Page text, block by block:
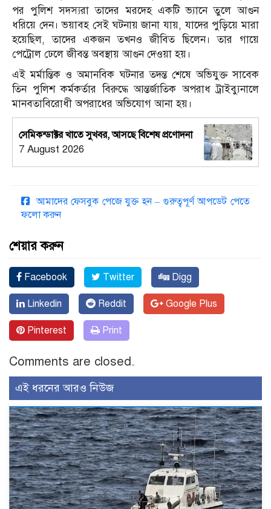
পর পুলিশ সদস্যরা তাদের মরদেহ একটি ভ্যানে তুলে আগুন
ধরিয়ে দেন। ভয়াবহ সেই ঘটনায় জানা যায়, যাদের পুড়িয়ে মারা
হয়েছিল, তাদের একজন তখনও জীবিত ছিলেন। তার গায়ে
পেট্রোল ঢেলে জীবন্ত অবস্থায় আগুন দেওয়া হয়।
এই মর্মান্তিক ও অমানবিক ঘটনার তদন্ত শেষে অভিযুক্ত সাবেক
তিন পুলিশ কর্মকর্তার বিরুদ্ধে আন্তর্জাতিক অপরাধ ট্রাইব্যুনালে
মানবতাবিরোধী অপরাধের অভিযোগ আনা হয়।
সেমিকন্ডাক্টর খাতে সুখবর, আসছে বিশেষ প্রণোদনা
7 August 2026
আমাদের ফেসবুক পেজে যুক্ত হন – গুরুত্বপূর্ণ আপডেট পেতে
ফলো করুন
শেয়ার করুন
Facebook Twitter Digg
Linkedin Reddit Google Plus
Pinterest Print
Comments are closed.
এই ধরনের আরও নিউজ